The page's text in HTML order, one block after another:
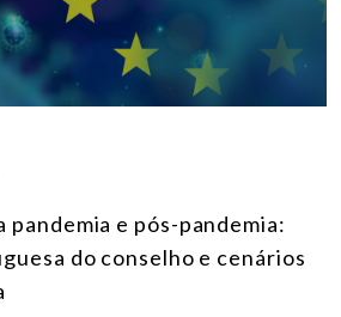
pandemia e pós-pandemia:
do conselho e cenários